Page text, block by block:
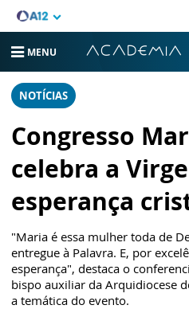
MENU
NOTÍCIAS
Congresso
celebra a
esperança
"Maria é essa mulher toda de
entregue à Palavra. E, por
esperança", destaca o
bispo auxiliar da Arquidiocese
a temática do evento.